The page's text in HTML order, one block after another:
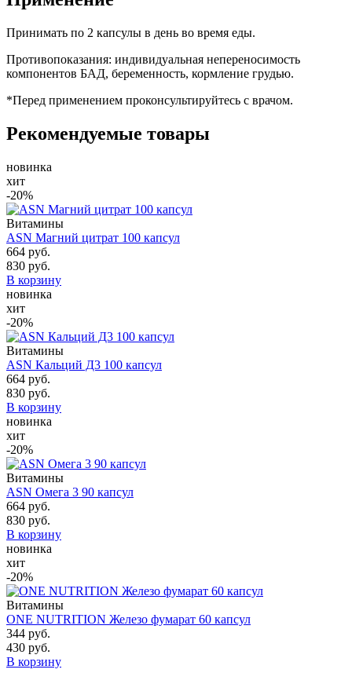
Принимать по 2 капсулы в день во время еды.
Противопоказания: индивидуальная непереносимость
компонентов БАД, беременность, кормление грудью.
*Перед применением проконсультируйтесь с врачом.
Рекомендуемые товары
новинка
хит
-20%
Витамины
ASN Магний цитрат 100 капсул
664 руб.
830 руб.
В корзину
новинка
хит
-20%
Витамины
ASN Кальций Д3 100 капсул
664 руб.
830 руб.
В корзину
новинка
хит
-20%
Витамины
ASN Омега 3 90 капсул
664 руб.
830 руб.
В корзину
новинка
хит
-20%
Витамины
ONE NUTRITION Железо фумарат 60 капсул
344 руб.
430 руб.
В корзину